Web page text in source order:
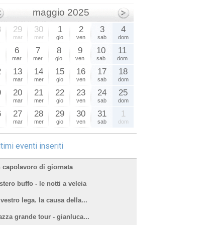
maggio 2025
29
mar
30
mer
1
gio
2
ven
3
sab
4
dom
6
mar
7
mer
8
gio
9
ven
10
sab
11
dom
13
mar
14
mer
15
gio
16
ven
17
sab
18
dom
20
mar
21
mer
22
gio
23
ven
24
sab
25
dom
27
mar
28
mer
29
gio
30
ven
31
sab
1
dom
eventi inseriti
capolavoro di giornata
buffo - le notti a veleia
lega. la causa della...
grande tour - gianluca...